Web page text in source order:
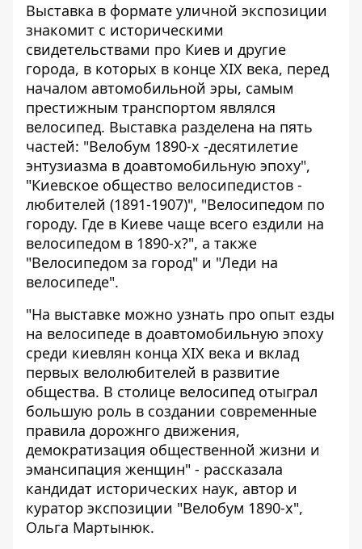
Выставка в формате уличной экспозиции
знакомит с историческими
свидетельствами про Киев и другие
города, в которых в конце XIX века, перед
началом автомобильной эры, самым
престижным транспортом являлся
велосипед. Выставка разделена на пять
частей: "Велобум 1890-х -десятилетие
энтузиазма в доавтомобильную эпоху",
"Киевское общество велосипедистов -
любителей (1891-1907)", "Велосипедом по
городу. Где в Киеве чаще всего ездили на
велосипедом в 1890-х?", а также
"Велосипедом за город" и "Леди на
велосипеде".
"На выставке можно узнать про опыт езды
на велосипеде в доавтомобильную эпоху
среди киевлян конца XIX века и вклад
первых велолюбителей в развитие
общества. В столице велосипед отыграл
большую роль в создании современные
правила дорожнго движения,
демократизация общественной жизни и
эмансипация женщин" - рассказала
кандидат исторических наук, автор и
куратор экспозиции "Велобум 1890-х",
Ольга Мартынюк.